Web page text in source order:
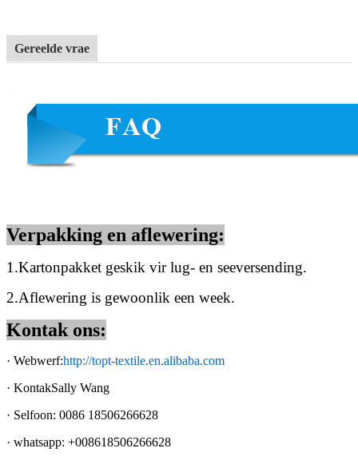
Gereelde vrae
Verpakking en aflewering:
1.Kartonpakket geskik vir lug- en seeversending.
2.Aflewering is gewoonlik een week.
Kontak ons:
· Webwerf:http://topt-textile.en.alibaba.com
· KontakSally Wang
· Selfoon: 0086 18506266628
· whatsapp: +008618506266628